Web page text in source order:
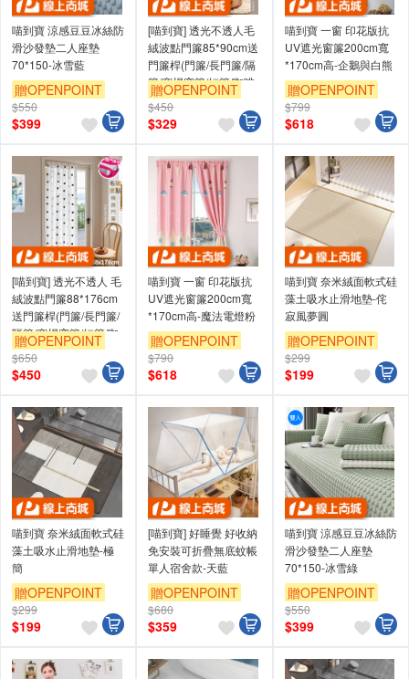
喵到寶 涼感豆豆冰絲防
滑沙發墊二人座墊
70*150-冰雪藍
贈OPENPOINT
$550
$399
[喵到寶] 透光不透人毛
絨波點門簾85*90cm送
門簾桿(門簾/長門簾/隔
簾/穿桿窗簾/短簾/咖啡
簾)
贈OPENPOINT
$450
$329
喵到寶 一窗 印花版抗
UV遮光窗簾200cm寬
*170cm高-企鵝與白熊
贈OPENPOINT
$799
$618
[喵到寶] 透光不透人 毛
絨波點門簾88*176cm
送門簾桿(門簾/長門簾/
隔簾/穿桿窗簾/短簾/咖
啡簾)
贈OPENPOINT
$650
$450
喵到寶 一窗 印花版抗
UV遮光窗簾200cm寬
*170cm高-魔法電燈粉
贈OPENPOINT
$790
$618
喵到寶 奈米絨面軟式硅
藻土吸水止滑地墊-侘
寂風夢圓
贈OPENPOINT
$299
$199
喵到寶 奈米絨面軟式硅
藻土吸水止滑地墊-極
簡
贈OPENPOINT
$299
$199
[喵到寶] 好睡覺 好收納
免安裝可折疊無底蚊帳
單人宿舍款-天藍
贈OPENPOINT
$680
$359
喵到寶 涼感豆豆冰絲防
滑沙發墊二人座墊
70*150-冰雪綠
贈OPENPOINT
$550
$399